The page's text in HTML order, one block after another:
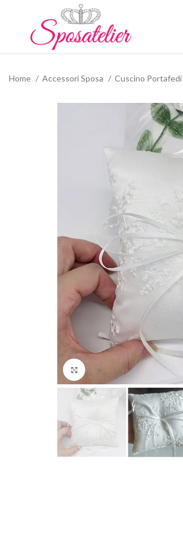
Home Accessori Sposa Cuscino Portafedi
Click to enlarge